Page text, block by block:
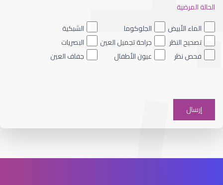
الجراحة التجميلية للعيون
الحالة المرضية
الماء الأبيض
الجلوكوما
الشبكية
تصحيح النظر
جراحة تجميل العين
البصريات
فحص نظر
عيون الأطفال جفاف العين